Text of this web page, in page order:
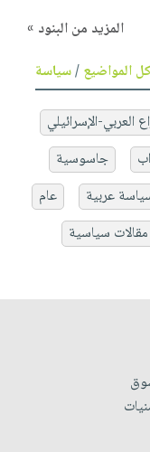
المزيد من البنود »
كل المواضيع/سياسة
العربي-الإسرائيلي
جاسوسية
عربية
عام
مقالات سياسية